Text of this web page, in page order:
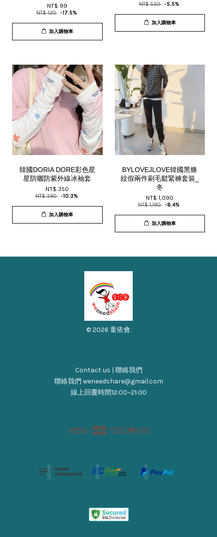
NT$ 99
NT$ 120 -17.5%
加入購物車
NT$ 550 -5.5%
加入購物車
韓國DORIA DORE彩色星
星防曬防紫外線冰袖套
NT$ 350
NT$ 390 -10.3%
加入購物車
BYLOVEJLOVE韓國黑條
紋假兩件刷毛鬆緊褲套裝_
冬
NT$ 1,090
NT$ 1,190 -8.4%
加入購物車
© 2026 童依會.
Contact us | 聯絡我們
聯絡我們 weneedshare@gmail.com
線上回覆時間12:00~21:00
Visa Master